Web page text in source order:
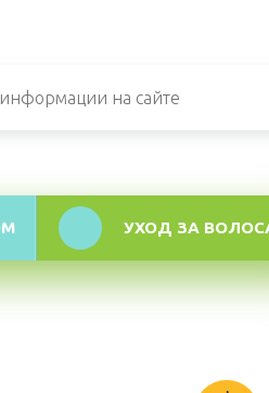
УХОД ЗА